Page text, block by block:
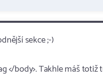
sekce ;-)
</body>. Takhle máš